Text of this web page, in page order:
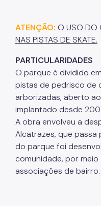
Mudanças Climáticas
Comitê do Clima
Inventário de GEE
Plano de Ação
COMFROTA-SP
Planos
Mata Atlântica
ATENÇÃO: O USO DO
NAS PISTAS DE SKATE.
PARTICULARIDADES
O parque é dividido
pistas de pedrisco de
arborizadas, aberto
implantado desde
A obra envolveu a
Alcatrazes, que passa
do parque foi
comunidade, por
associações de bairro.